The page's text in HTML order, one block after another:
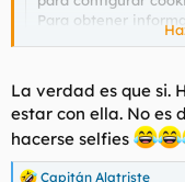
Para obtener
.
La verdad es que si.
estar con ella. No es
hacerse selfies
Capitán Alatriste